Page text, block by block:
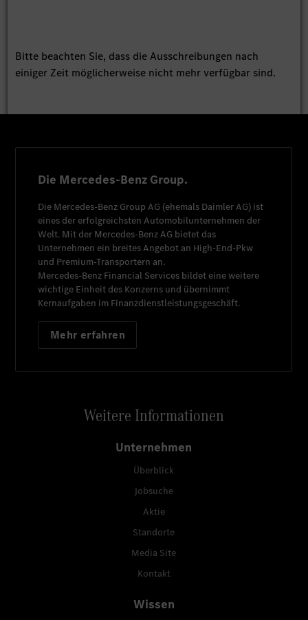
Bitte beachten Sie, dass die Ausschreibungen nach
einiger Zeit möglicherweise nicht mehr verfügbar sind.
Die Mercedes-Benz Group.
Die Mercedes-Benz Group AG (ehemals Daimler AG) ist
eines der erfolgreichsten Automobilunternehmen der
Welt. Mit der Mercedes-Benz AG bietet das
Unternehmen ein breites Angebot an High-End-Pkw
und Premium-Transportern an.
Mercedes-Benz Financial Services bildet eine weitere
wichtige Einheit des Konzerns und übernimmt
Kernaufgaben im Finanzdienstleistungsgeschäft.
Mehr erfahren
Weitere Informationen
Unternehmen
Überblick
Jobsuche
Aktie
Standorte
Media Site
Kontakt
Wissen